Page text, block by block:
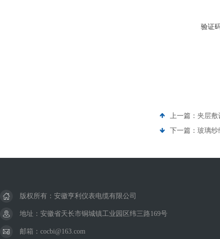
验证
上一篇： 夹层敷
下一篇： 玻璃纱
版权所有：安徽亨利仪表电缆有限公司
地址：安徽省天长市铜城镇工业园区纬三路169号
邮箱：cocbi@163.com